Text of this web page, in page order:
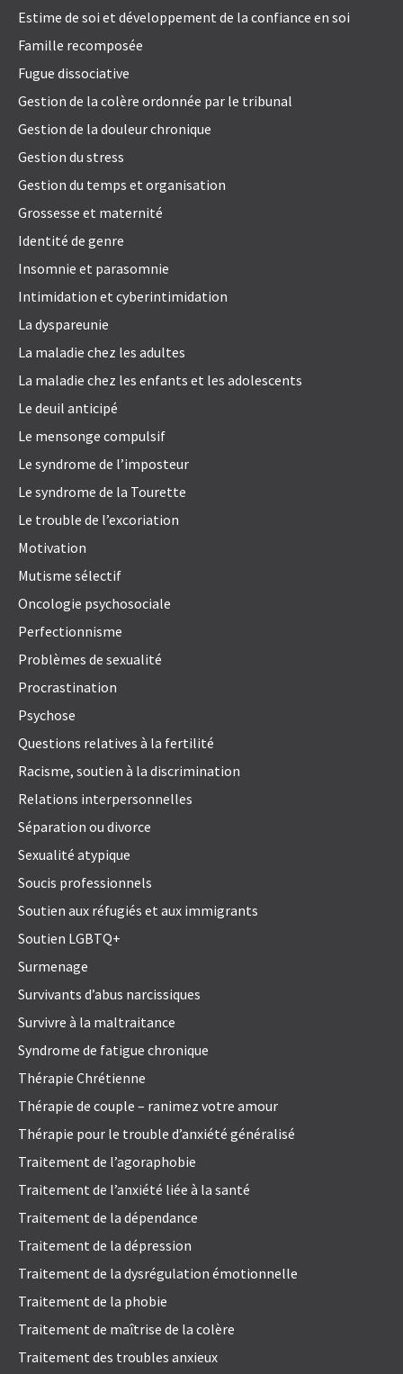
Estime de soi et développement de la confiance en soi
Famille recomposée
Fugue dissociative
Gestion de la colère ordonnée par le tribunal
Gestion de la douleur chronique
Gestion du stress
Gestion du temps et organisation
Grossesse et maternité
Identité de genre
Insomnie et parasomnie
Intimidation et cyberintimidation
La dyspareunie
La maladie chez les adultes
La maladie chez les enfants et les adolescents
Le deuil anticipé
Le mensonge compulsif
Le syndrome de l’imposteur
Le syndrome de la Tourette
Le trouble de l’excoriation
Motivation
Mutisme sélectif
Oncologie psychosociale
Perfectionnisme
Problèmes de sexualité
Procrastination
Psychose
Questions relatives à la fertilité
Racisme, soutien à la discrimination
Relations interpersonnelles
Séparation ou divorce
Sexualité atypique
Soucis professionnels
Soutien aux réfugiés et aux immigrants
Soutien LGBTQ+
Surmenage
Survivants d’abus narcissiques
Survivre à la maltraitance
Syndrome de fatigue chronique
Thérapie Chrétienne
Thérapie de couple – ranimez votre amour
Thérapie pour le trouble d’anxiété généralisé
Traitement de l’agoraphobie
Traitement de l’anxiété liée à la santé
Traitement de la dépendance
Traitement de la dépression
Traitement de la dysrégulation émotionnelle
Traitement de la phobie
Traitement de maîtrise de la colère
Traitement des troubles anxieux